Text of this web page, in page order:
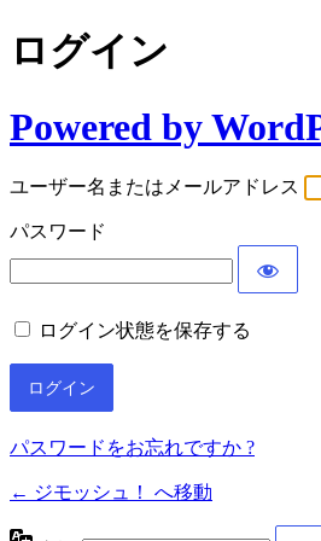
ログイン
Powered by
ユーザー名またはメールアドレス
パスワード
ログイン状態を保存する
パスワードをお忘れですか ?
← ジモッシュ！ へ移動